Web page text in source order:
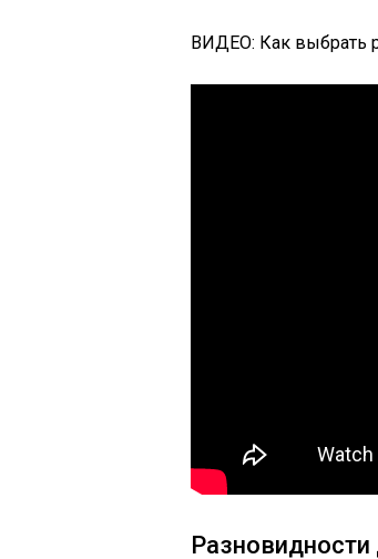
ВИДЕО: Как выбрать